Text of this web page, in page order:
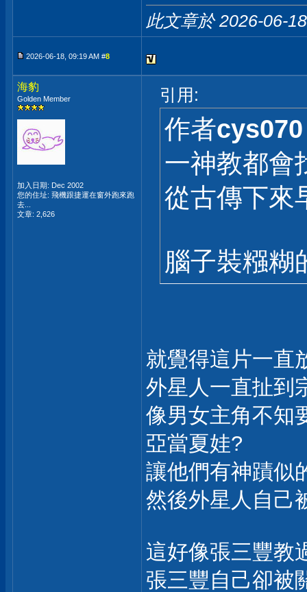
此文章於 2026-06-
2026-06-18, 09:19 AM #8
海豹
Golden Member
加入日期: Dec 2002
您的住址: 飛機跟捷運在窗外跑來跑
去...
文章: 2,626
引用:
作者cys070
一神教都會
從古傳下來
腦子裝糨糊
就覺得這片一直
外星人一直扯到
像男女主角不知
亞當夏娃?
讓他們有神蹟似
然後外星人自己
這好像張三豐教
張三豐自己卻被